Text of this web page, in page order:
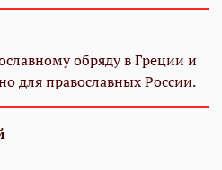
обряду в Греции и
для православных России.